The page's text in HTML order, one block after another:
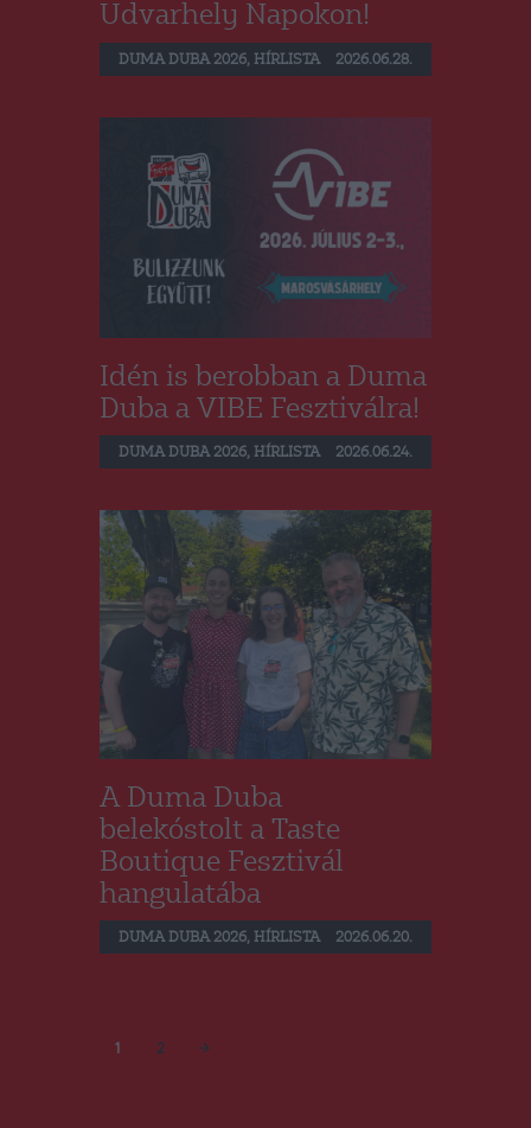
Udvarhely Napokon!
DUMA DUBA 2026, HÍRLISTA 2026.06.28.
Idén is berobban a Duma
Duba a VIBE Fesztiválra!
DUMA DUBA 2026, HÍRLISTA 2026.06.24.
A Duma Duba
belekóstolt a Taste
Boutique Fesztivál
hangulatába
DUMA DUBA 2026, HÍRLISTA 2026.06.20.
Bejegyzések
PAGE
1 PAGE
2